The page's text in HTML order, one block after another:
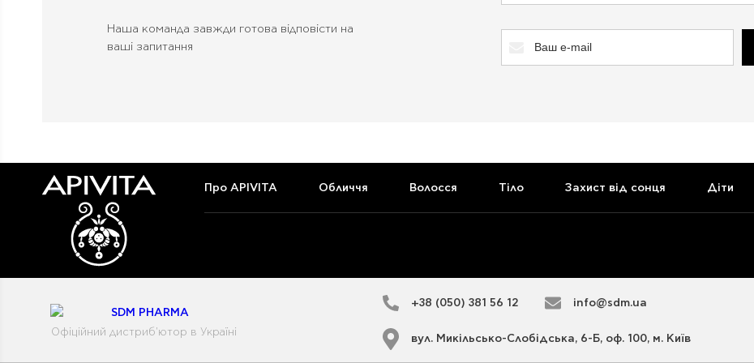
Наша команда завжди готова відповісти на
ваші запитання
Про APIVITA Обличчя Волосся Тіло Захист від сонця Діти
Офіційний дистриб'ютор в Україні
+38 (050) 381 56 12 info@sdm.ua
вул. Микільсько-Слобідська, 6-Б, оф. 100, м. Київ